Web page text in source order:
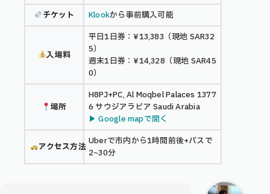
チケット
Klookから事前購入可能
入場料
平日1日券：¥13,383（現地 SAR32
5）
週末1日券：¥14,328（現地 SAR45
0）
場所
H8PJ+PC, Al Moqbel Palaces 1377
6 サウジアラビア Saudi Arabia
▶︎ Google mapで開く
アクセス方法 Uberで市内から1時間前後+バスで
2~30分